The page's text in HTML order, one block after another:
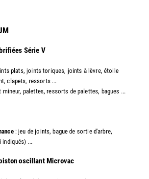
Série V
plats, joints toriques, joints à lèvre, étoile
clapets, ressorts ...
mineur, palettes, ressorts de palettes, bagues ...
: jeu de joints, bague de sortie d'arbre,
indiqués) ...
oscillant Microvac